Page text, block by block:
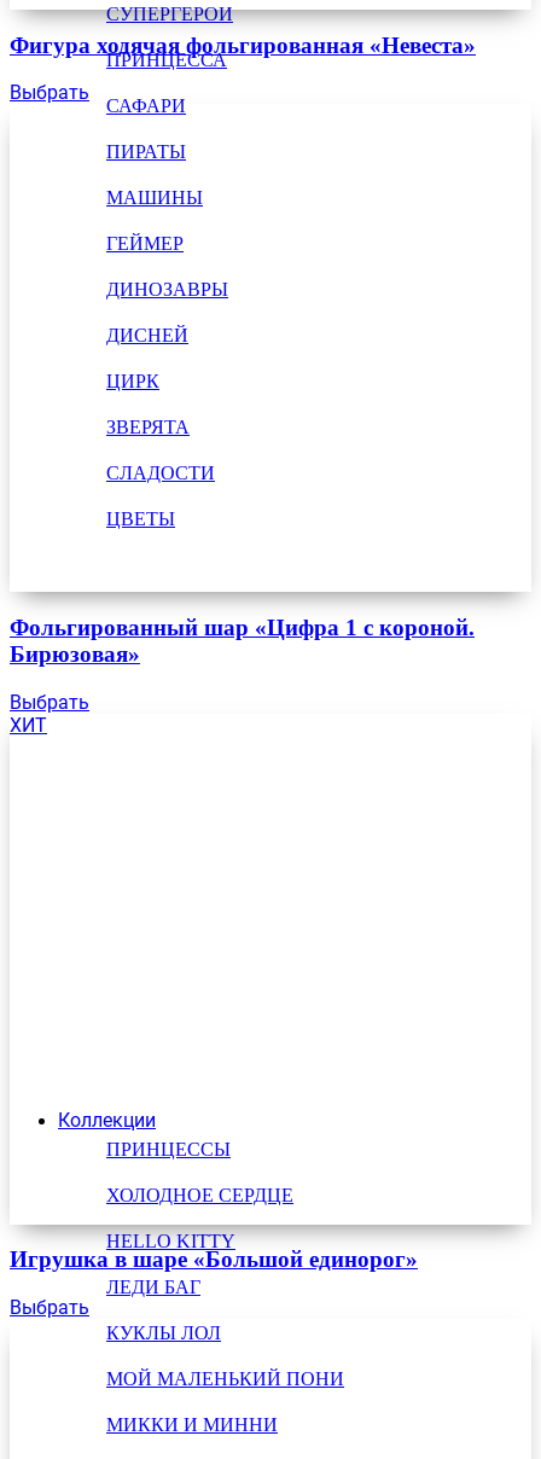
СУПЕРГЕРОИ
ПРИНЦЕССА
САФАРИ
ПИРАТЫ
МАШИНЫ
ГЕЙМЕР
ДИНОЗАВРЫ
ДИСНЕЙ
ЦИРК
ЗВЕРЯТА
СЛАДОСТИ
ЦВЕТЫ
Коллекции
ПРИНЦЕССЫ
ХОЛОДНОЕ СЕРДЦЕ
HELLO KITTY
ЛЕДИ БАГ
КУКЛЫ ЛОЛ
МОЙ МАЛЕНЬКИЙ ПОНИ
МИККИ И МИННИ
Фигура ходячая фольгированная «Невеста»
Выбрать
Фольгированный шар «Цифра 1 с короной.
Бирюзовая»
Выбрать
ХИТ
Игрушка в шаре «Большой единорог»
Выбрать